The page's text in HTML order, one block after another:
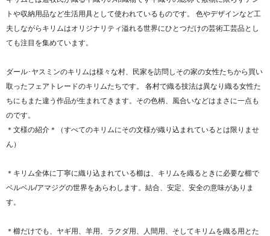
トや収納用品など生活用具として使われているものです。 色やデザインなど工
夫しながらキリムはオリジナリティ溢れる世界にひとつだけの芸術工芸品とし
ても注目を集めています。
ダール･ヤスミンのキリムは様々な村、民家を訪問しその家の女性たちから買い
取ったフェアトレードのキリムたちです。 各村で織る技法は異なり織る女性た
ちにもまた違う作品が生まれてきます。その色柄、風合いなどはまさに一点も
のです。
＊文様の紹介＊（すべてのキリムにその文様が織り込まれているとは限りませ
ん）
＊キリム全体に丁寧に織り込まれている櫛は、キリムを織るときに必要な櫛で
ベルベル/アマジグの世界をあらわします。結合、安定、安全の意味がありま
す。
＊櫛だけでも、ヤギ用、羊用、ラクダ用、人間用、そしてキリムを織る用とた